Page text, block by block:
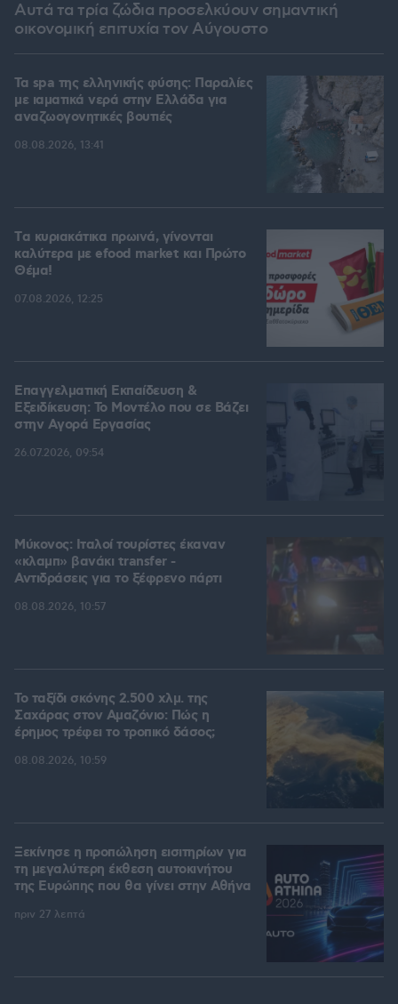
Αυτά τα τρία ζώδια προσελκύουν σημαντική
οικονομική επιτυχία τον Αύγουστο
Τα spa της ελληνικής φύσης: Παραλίες
με ιαματικά νερά στην Ελλάδα για
αναζωογονητικές βουτιές
08.08.2026, 13:41
Tα κυριακάτικα πρωινά, γίνονται
καλύτερα με efood market και Πρώτο
Θέμα!
07.08.2026, 12:25
Επαγγελματική Εκπαίδευση &
Εξειδίκευση: Το Mοντέλο που σε Bάζει
στην Aγορά Eργασίας
26.07.2026, 09:54
Μύκονος: Ιταλοί τουρίστες έκαναν
«κλαμπ» βανάκι transfer -
Αντιδράσεις για το ξέφρενο πάρτι
08.08.2026, 10:57
Το ταξίδι σκόνης 2.500 χλμ. της
Σαχάρας στον Αμαζόνιο: Πώς η
έρημος τρέφει το τροπικό δάσος;
08.08.2026, 10:59
Ξεκίνησε η προπώληση εισιτηρίων για
τη μεγαλύτερη έκθεση αυτοκινήτου
της Ευρώπης που θα γίνει στην Αθήνα
πριν 27 λεπτά